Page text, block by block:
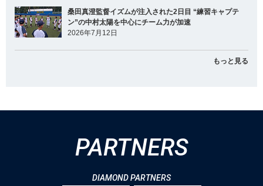
桑田真澄監督イズムが注入された2日目 “練習キャプテ
ン”の中村太陽を中心にチーム力が加速
2026年7月12日
もっと見る
PARTNERS
DIAMOND PARTNERS